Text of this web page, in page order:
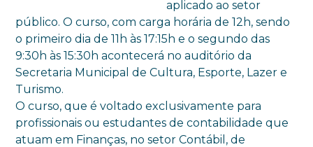
aplicado ao setor
público. O curso, com carga horária de 12h, sendo
o primeiro dia de 11h às 17:15h e o segundo das
9:30h às 15:30h acontecerá no auditório da
Secretaria Municipal de Cultura, Esporte, Lazer e
Turismo.
O curso, que é voltado exclusivamente para
profissionais ou estudantes de contabilidade que
atuam em Finanças, no setor Contábil, de